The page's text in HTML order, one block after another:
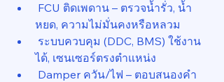
FCU ติดเพดาน – ตรวจน้ำรั่ว, น้ำ
หยด, ความไม่มั่นคงหรือหลวม
ระบบควบคุม (DDC, BMS) ใช้งาน
ได้, เซนเซอร์ตรงตำแหน่ง
Damper ควัน/ไฟ – ตอบสนองคำ